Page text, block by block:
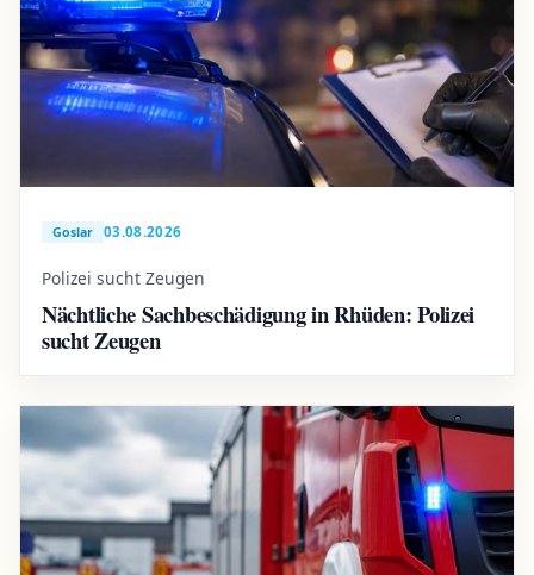
Goslar 03.08.2026
Polizei sucht Zeugen
Nächtliche Sachbeschädigung in Rhüden: Polizei
sucht Zeugen